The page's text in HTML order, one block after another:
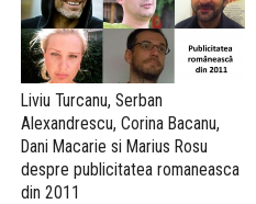
Liviu Turcanu, Serban
Alexandrescu, Corina Bacanu,
Dani Macarie si Marius Rosu
despre publicitatea romaneasca
din 2011